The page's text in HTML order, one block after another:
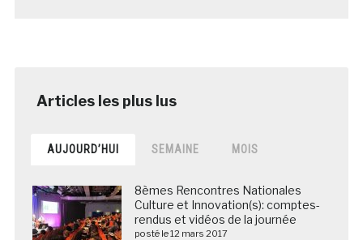
AUJOURD’HUI SEMAINE MOIS
8èmes Rencontres Nationales
Culture et Innovation(s): comptes-
rendus et vidéos de la journée
posté le 12 mars 2017